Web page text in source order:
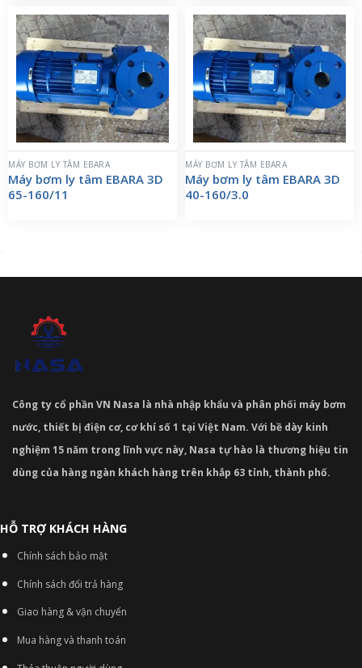
MÁY BƠM LY TÂM EBARA
Máy bơm ly tâm EBARA 3D
65-160/11
MÁY BƠM LY TÂM EBARA
Máy bơm ly tâm EBARA 3D
40-160/3.0
Công ty cổ phần VN Nasa là nhà nhập khẩu và phân phối máy bơm
nước, thiết bị điện cơ, cơ khí số 1 tại Việt Nam. Với bề dày kinh
nghiệm 15 năm trong lĩnh vực này, Nasa tự hào là thương hiệu tin
dùng của hàng ngàn khách hàng trên khắp 63 tỉnh, thành phố.
HỖ TRỢ KHÁCH HÀNG
Chính sách bảo mật
Chính sách đổi trả hàng
Giao hàng & vận chuyển
Mua hàng và thanh toán